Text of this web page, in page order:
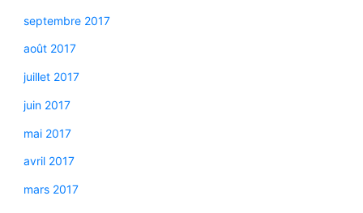
septembre 2017
août 2017
juillet 2017
juin 2017
mai 2017
avril 2017
mars 2017